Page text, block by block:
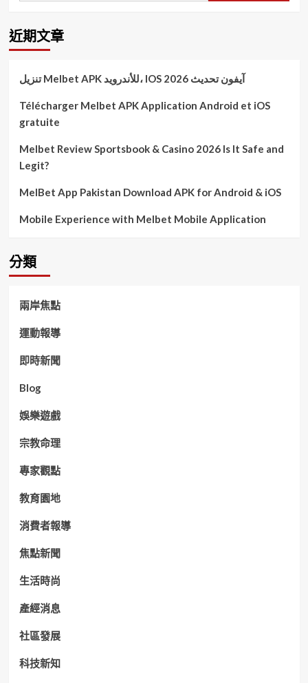
近期文章
تنزيل Melbet APK للأندرويد، IOS آيفون تحديث 2026
Télécharger Melbet APK Application Android et iOS
gratuite
Melbet Review Sportsbook & Casino 2026 Is It Safe and
Legit?
MelBet App Pakistan Download APK for Android & iOS
Mobile Experience with Melbet Mobile Application
分類
兩岸焦點
運動報導
即時新聞
Blog
娛樂遊戲
宗教命理
專家觀點
教育園地
消費者報導
焦點新聞
生活時尚
產經消息
社區發展
科技新知